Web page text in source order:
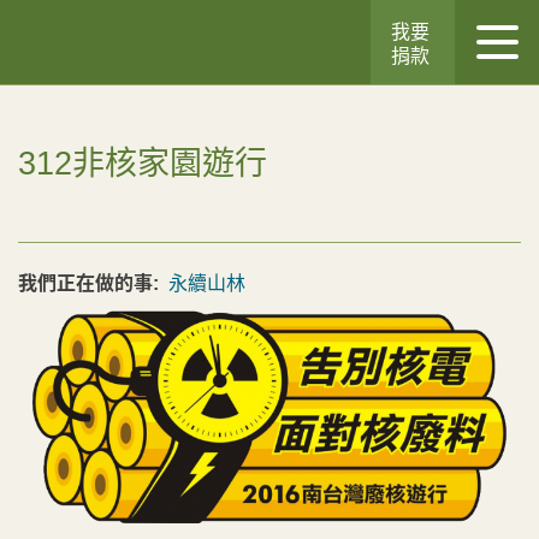
我要
捐款
312非核家園遊行
我們正在做的事: 永續山林